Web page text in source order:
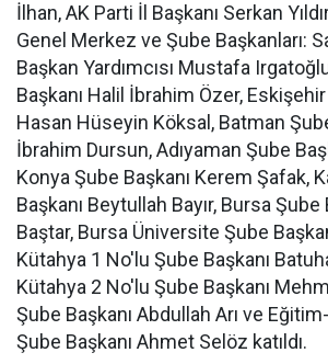
İlhan, AK Parti İl Başkanı Serkan
Genel Merkez ve Şube Başkanları:
Başkan Yardımcısı Mustafa
Başkanı Halil İbrahim Özer,
Hasan Hüseyin Köksal, Batman
İbrahim Dursun, Adıyaman Şube
Konya Şube Başkanı Kerem Şafak,
Başkanı Beytullah Bayır, Bursa Şube
Baştar, Bursa Üniversite Şube
Kütahya 1 No'lu Şube Başkanı
Kütahya 2 No'lu Şube Başkanı
Şube Başkanı Abdullah Arı ve
Şube Başkanı Ahmet Selöz katıldı.